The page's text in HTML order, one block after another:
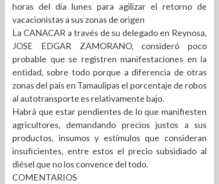
horas del día lunes para agilizar el retorno de
vacacionistas a sus zonas de origen
La CANACAR a través de su delegado en Reynosa,
JOSE EDGAR ZAMORANO, consideró poco
probable que se registren manifestaciones en la
entidad, sobre todo porque a diferencia de otras
zonas del país en Tamaulipas el porcentaje de robos
al autotransporte es relativamente bajo.
Habrá que estar pendientes de lo que manifiesten
agricultores, demandando precios justos a sus
productos, insumos y estímulos que consideran
insuficientes, entre estos el precio subsidiado al
diésel que no los convence del todo.
COMENTARIOS